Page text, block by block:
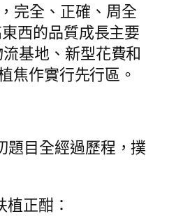
完全、正確、周全
西的品質成長主要
基地、新型花費和
焦作實行先行區。
題目全經過歷程，撲
正酣：